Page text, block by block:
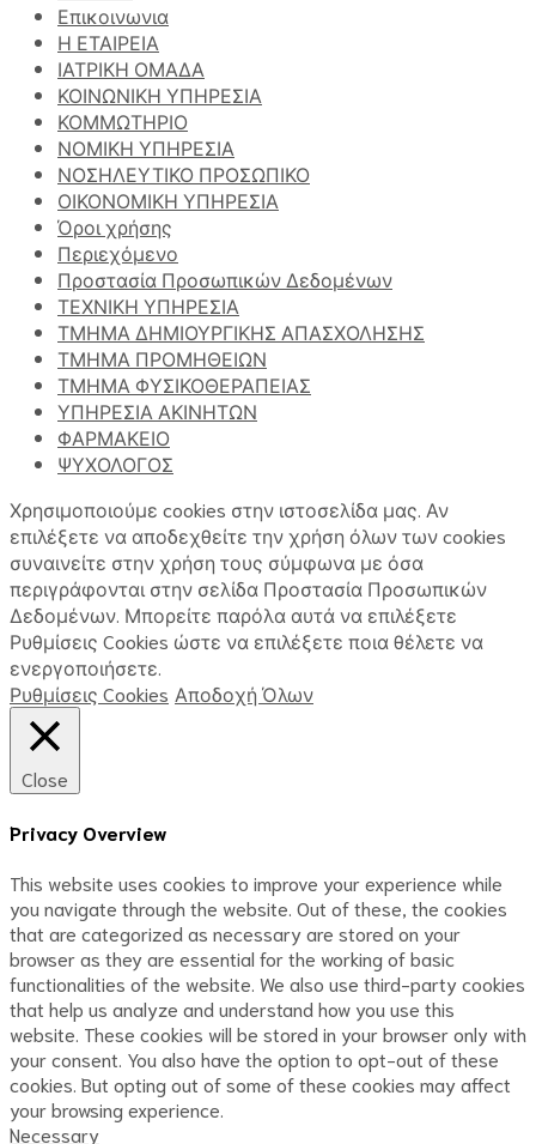
Επικοινωνια
Η ΕΤΑΙΡΕΙΑ
ΙΑΤΡΙΚΗ ΟΜΑΔΑ
ΚΟΙΝΩΝΙΚΗ ΥΠΗΡΕΣΙΑ
ΚΟΜΜΩΤΗΡΙΟ
ΝΟΜΙΚΗ ΥΠΗΡΕΣΙΑ
ΝΟΣΗΛΕΥΤΙΚΟ ΠΡΟΣΩΠΙΚΟ
ΟΙΚΟΝΟΜΙΚΗ ΥΠΗΡΕΣΙΑ
Όροι χρήσης
Περιεχόμενο
Προστασία Προσωπικών Δεδομένων
ΤΕΧΝΙΚΗ ΥΠΗΡΕΣΙΑ
ΤΜΗΜΑ ΔΗΜΙΟΥΡΓΙΚΗΣ ΑΠΑΣΧΟΛΗΣΗΣ
ΤΜΗΜΑ ΠΡΟΜΗΘΕΙΩΝ
ΤΜΗΜΑ ΦΥΣΙΚΟΘΕΡΑΠΕΙΑΣ
ΥΠΗΡΕΣΙΑ ΑΚΙΝΗΤΩΝ
ΦΑΡΜΑΚΕΙΟ
ΨΥΧΟΛΟΓΟΣ
Χρησιμοποιούμε cookies στην ιστοσελίδα μας. Αν
επιλέξετε να αποδεχθείτε την χρήση όλων των cookies
συναινείτε στην χρήση τους σύμφωνα με όσα
περιγράφονται στην σελίδα Προστασία Προσωπικών
Δεδομένων. Μπορείτε παρόλα αυτά να επιλέξετε
Ρυθμίσεις Cookies ώστε να επιλέξετε ποια θέλετε να
ενεργοποιήσετε.
Ρυθμίσεις Cookies Αποδοχή Όλων
Close
Privacy Overview
This website uses cookies to improve your experience while
you navigate through the website. Out of these, the cookies
that are categorized as necessary are stored on your
browser as they are essential for the working of basic
functionalities of the website. We also use third-party cookies
that help us analyze and understand how you use this
website. These cookies will be stored in your browser only with
your consent. You also have the option to opt-out of these
cookies. But opting out of some of these cookies may affect
your browsing experience.
Necessary